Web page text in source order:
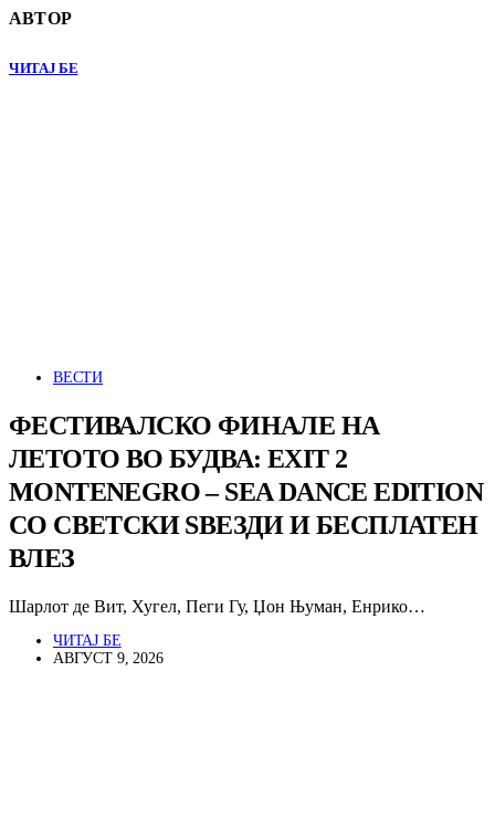
АВТОР
ЧИТАЈ БЕ
ВЕСТИ
ФЕСТИВАЛСКО ФИНАЛЕ НА
ЛЕТОТО ВО БУДВА: EXIT 2
MONTENEGRO – SEA DANCE EDITION
СО СВЕТСКИ ЅВЕЗДИ И БЕСПЛАТЕН
ВЛЕЗ
Шарлот де Вит, Хугел, Пеги Гу, Џон Њуман, Енрико…
ЧИТАЈ БЕ
АВГУСТ 9, 2026